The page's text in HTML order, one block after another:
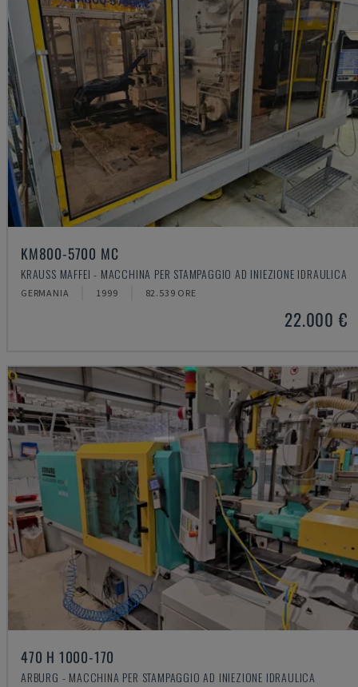
KM800-5700 MC
KRAUSS MAFFEI - MACCHINA PER STAMPAGGIO AD INIEZIONE IDRAULICA
GERMANIA 1999 82.539 ORE
22.000 €
470 H 1000-170
ARBURG - MACCHINA PER STAMPAGGIO AD INIEZIONE IDRAULICA